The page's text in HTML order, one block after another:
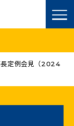
長定例会見（2024